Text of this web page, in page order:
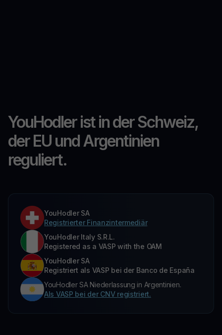
YouHodler ist in der Schweiz,
der EU und Argentinien
reguliert.
YouHodler SA
Registrierter Finanzintermediär
YouHodler Italy S.R.L.
Registered as a VASP with the OAM
YouHodler SA
Registriert als VASP bei der Banco de España
YouHodler SA Niederlassung in Argentinien.
Als VASP bei der CNV registriert.